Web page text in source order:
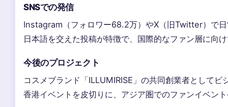
SNSでの発信
Instagram（フォロワー68.2万）やX（旧Twitter）で
日本語を交えた投稿が特徴で、国際的なファン層に向
今後のプロジェクト
コスメブランド「ILLUMIRISE」の共同創業者としてビ
香港イベントを皮切りに、アジア圏でのファンイベン